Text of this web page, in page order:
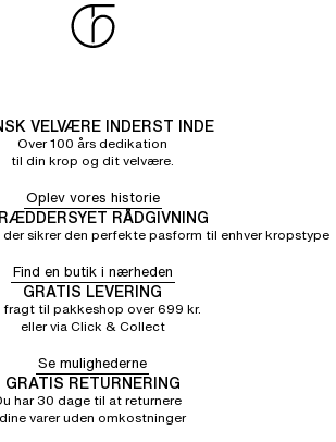
VELVÆRE INDERST INDE
Over 100 års dedikation
til din krop og dit velvære.
Oplev vores historie
RÅDGIVNING
sikrer den perfekte pasform til enhver kropstype
Find en butik i nærheden
GRATIS LEVERING
fragt til pakkeshop over 699 kr.
eller via Click & Collect
Se mulighederne
GRATIS RETURNERING
har 30 dage til at returnere
dine varer uden omkostninger